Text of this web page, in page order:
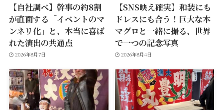
【自社調べ】幹事の約8割
が直面する「イベントのマ
ンネリ化」と、本当に喜ば
れた演出の共通点
2026年8月7日
【SNS映え確実】和装にも
ドレスにも合う！巨大な本
マグロと一緒に撮る、世界
で一つの記念写真
2026年8月4日